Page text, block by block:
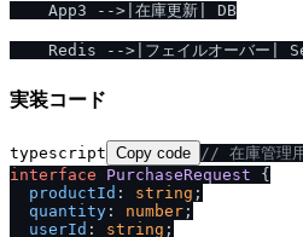
    App3 -->|在庫更新| DB
実装コード
typescript Copy code / / 在庫管理
interface
PurchaseRequest {
productId : string ;
quantity : number ;
userId : string ;